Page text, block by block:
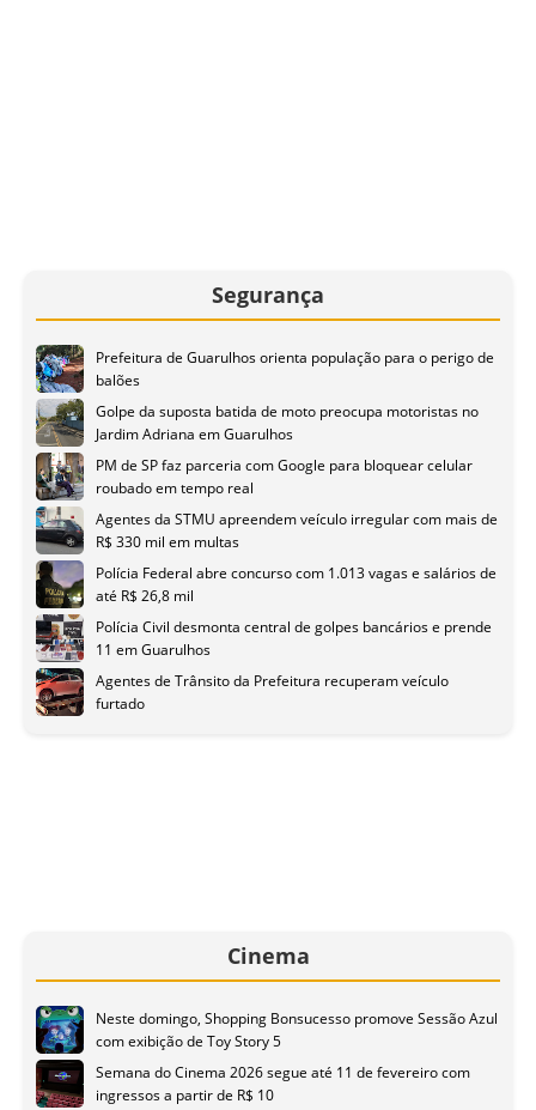
Segurança
Prefeitura de Guarulhos orienta população para o perigo de
balões
Golpe da suposta batida de moto preocupa motoristas no
Jardim Adriana em Guarulhos
PM de SP faz parceria com Google para bloquear celular
roubado em tempo real
Agentes da STMU apreendem veículo irregular com mais de
R$ 330 mil em multas
Polícia Federal abre concurso com 1.013 vagas e salários de
até R$ 26,8 mil
Polícia Civil desmonta central de golpes bancários e prende
11 em Guarulhos
Agentes de Trânsito da Prefeitura recuperam veículo
furtado
Cinema
Neste domingo, Shopping Bonsucesso promove Sessão Azul
com exibição de Toy Story 5
Semana do Cinema 2026 segue até 11 de fevereiro com
ingressos a partir de R$ 10